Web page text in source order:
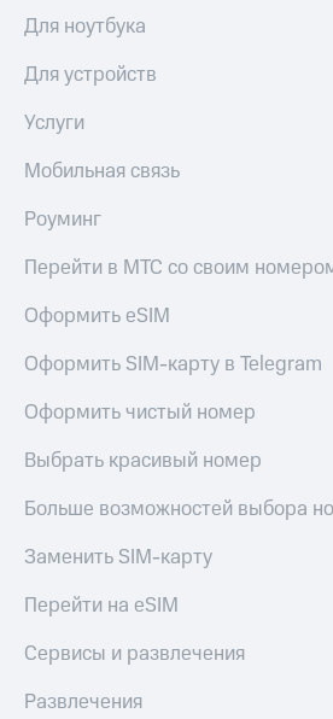
Для ноутбука
Для устройств
Услуги
Мобильная связь
Роуминг
Перейти в МТС со своим
Оформить eSIM
Оформить SIM-карту в Telegram
Оформить чистый номер
Выбрать красивый номер
Больше возможностей выбора
Заменить SIM-карту
Перейти на eSIM
Сервисы и развлечения
Развлечения